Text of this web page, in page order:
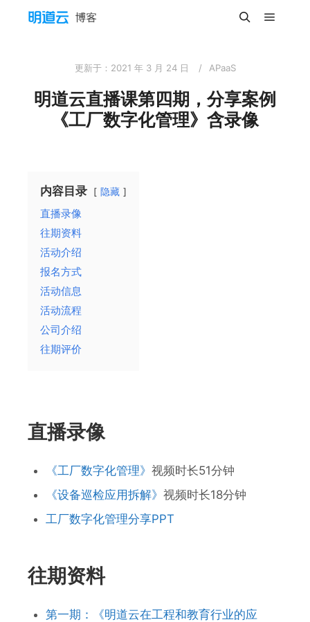
更新于： 2021 年 3 月 24 日 APaaS
明道云直播课第四期，分享案例
《工厂数字化管理》含录像
内容目录 隐藏
直播录像
往期资料
活动介绍
报名方式
活动信息
活动流程
公司介绍
往期评价
直播录像
《工厂数字化管理》 视频时长51分钟
《设备巡检应用拆解》 视频时长18分钟
工厂数字化管理分享PPT
往期资料
第一期：《明道云在工程和教育行业的应